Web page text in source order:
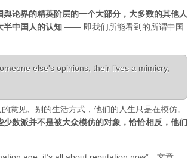
论界的精英阶层的一个大部分，大多数的其他人
半中国人的认知 —— 即我们所能看到的所谓中国
else's opinions, their lives a mimicry,
意见、别的生活方式，他们的人生只是在模仿。
数派并不是被大众模仿的对象，恰恰相反，他们